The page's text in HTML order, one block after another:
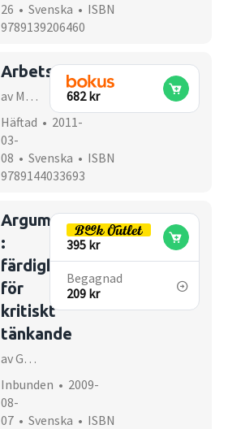
26 • Svenska • ISBN
9789139206460
Arbetsrätt
av Mats Glavå, Mikael Hansson
Häftad • 2011-
03-
08 • Svenska • ISBN
9789144033693
682 kr
Argumentationsanalys
:
färdigheter
för
kritiskt
tänkande
av Gunnar Björnsson
Inbunden • 2009-
08-
07 • Svenska • ISBN
395 kr
Begagnad
209 kr